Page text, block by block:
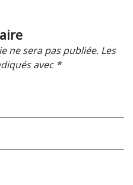
ne sera pas publiée. Les
avec *